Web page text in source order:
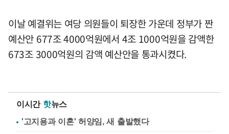
이날 예결위는 여당 의원들이 퇴장한 가운데 정부가 짠
예산안 677조 4000억원에서 4조 1000억원을 감액한
673조 3000억원의 감액 예산안을 통과시켰다.
이시간 핫뉴스
'고지용과 이혼' 허양임, 새 출발했다